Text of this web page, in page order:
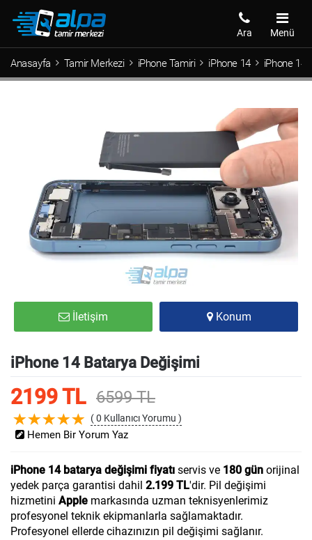
Menü
Ara
Anasayfa Tamir Merkezi iPhone Tamiri iPhone 14 iPhone 14
İletişim Konum
iPhone 14 Batarya Değişimi
2199 TL 6599 TL
( 0 Kullanıcı Yorumu )
Hemen Bir Yorum Yaz
iPhone 14 batarya değişimi fiyatı servis ve 180 gün orijinal
yedek parça garantisi dahil 2.199 TL'dir. Pil değişimi
hizmetini Apple markasında uzman teknisyenlerimiz
profesyonel teknik ekipmanlarla sağlamaktadır.
Profesyonel ellerde cihazınızın pil değişimi sağlanır.